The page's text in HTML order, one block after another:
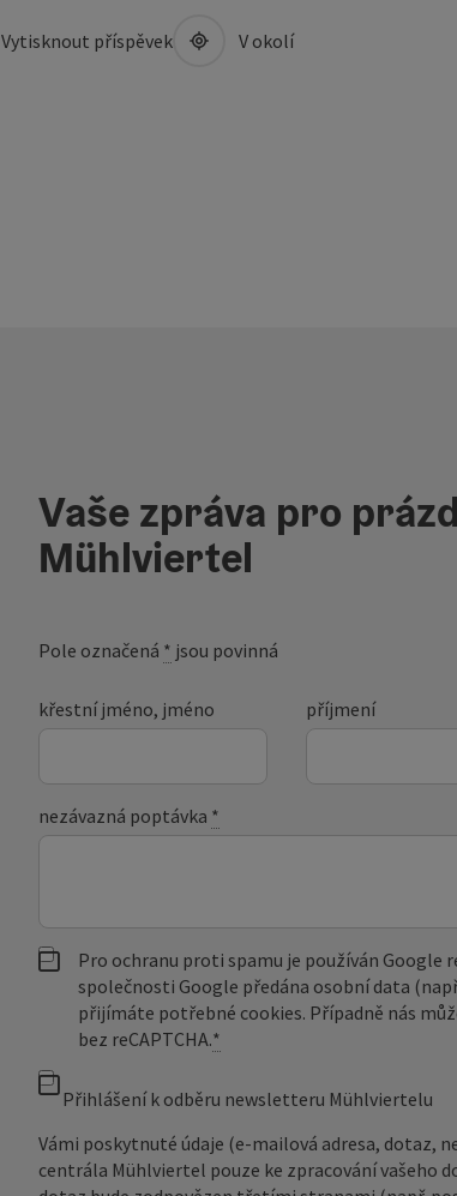
Vytisknout příspěvek V okolí
Vaše zpráva pro
Mühlviertel
Pole označená * jsou povinná
křestní jméno, jméno příjmení
nezávazná poptávka *
Pro ochranu proti spamu je používán Google
společnosti Google předána osobní data
přijímáte potřebné cookies. Případně nás
bez reCAPTCHA.*
Přihlášení k odběru newsletteru Mühlviertelu
Vámi poskytnuté údaje (e-mailová adresa, dotaz,
centrála Mühlviertel pouze ke zpracování vašeho